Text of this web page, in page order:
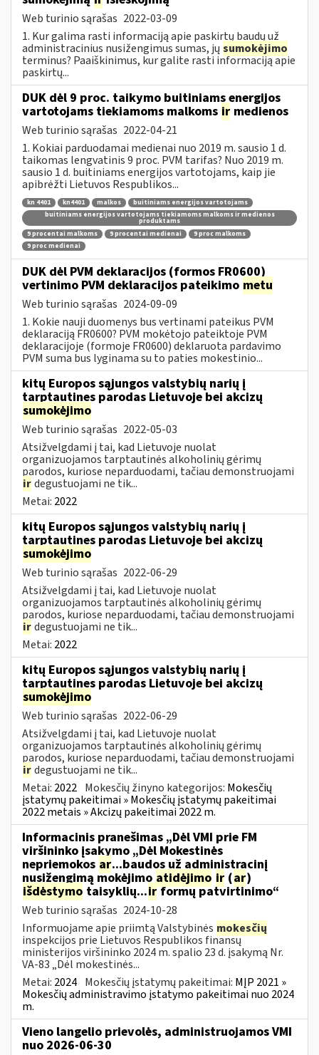
Web turinio sąrašas 2022-03-09
1. Kur galima rasti informaciją apie paskirtų baudų už
administracinius nusižengimus sumas, jų sumokėjimo
terminus? Paaiškinimus, kur galite rasti informaciją apie
paskirtų...
DUK dėl 9 proc. taikymo buitiniams energijos
vartotojams tiekiamoms malkoms ir medienos
Web turinio sąrašas 2022-04-21
1. Kokiai parduodamai medienai nuo 2019 m. sausio 1 d.
taikomas lengvatinis 9 proc. PVM tarifas? Nuo 2019 m.
sausio 1 d. buitiniams energijos vartotojams, kaip jie
apibrėžti Lietuvos Respublikos...
kn 4401 kn4401 malkos
buitiniams energijos vartotojams
buitiniams energijos vartotojams tiekiamoms malkoms ir medienos
produktams
9 procentai malkoms
9 procentai medienai
9 proc malkoms
9 proc medienai
DUK dėl PVM deklaracijos (formos FR0600)
vertinimo PVM deklaracijos pateikimo metu
Web turinio sąrašas 2024-09-09
1. Kokie nauji duomenys bus vertinami pateikus PVM
deklaraciją FR0600? PVM mokėtojo pateiktoje PVM
deklaracijoje (formoje FR0600) deklaruota pardavimo
PVM suma bus lyginama su to paties mokestinio...
kitų Europos sąjungos valstybių narių į
tarptautines parodas Lietuvoje bei akcizų
sumokėjimo
Web turinio sąrašas 2022-05-03
Atsižvelgdami į tai, kad Lietuvoje nuolat
organizuojamos tarptautinės alkoholinių gėrimų
parodos, kuriose neparduodami, tačiau demonstruojami
irdegustuojami ne tik...
Metai: 2022
kitų Europos sąjungos valstybių narių į
tarptautines parodas Lietuvoje bei akcizų
sumokėjimo
Web turinio sąrašas 2022-06-29
Atsižvelgdami į tai, kad Lietuvoje nuolat
organizuojamos tarptautinės alkoholinių gėrimų
parodos, kuriose neparduodami, tačiau demonstruojami
irdegustuojami ne tik...
Metai: 2022
kitų Europos sąjungos valstybių narių į
tarptautines parodas Lietuvoje bei akcizų
sumokėjimo
Web turinio sąrašas 2022-06-29
Atsižvelgdami į tai, kad Lietuvoje nuolat
organizuojamos tarptautinės alkoholinių gėrimų
parodos, kuriose neparduodami, tačiau demonstruojami
irdegustuojami ne tik...
Metai: 2022 Mokesčių žinyno kategorijos: Mokesčių
įstatymų pakeitimai » Mokesčių įstatymų pakeitimai
2022 metais » Akcizų pakeitimai 2022 m.
Informacinis pranešimas „Dėl VMI prie FM
viršininko įsakymo „Dėl Mokestinės
nepriemokos ar...baudos už administracinį
nusižengimą mokėjimo atidėjimo ir (ar)
išdėstymo taisyklių...irformų patvirtinimo“
Web turinio sąrašas 2024-10-28
Informuojame apie priimtą Valstybinės mokesčių
inspekcijos prie Lietuvos Respublikos finansų
ministerijos viršininko 2024 m. spalio 23 d. įsakymą Nr.
VA-83 „Dėl mokestinės...
Metai: 2024 Mokesčių įstatymų pakeitimai: MĮP 2021 »
Mokesčių administravimo įstatymo pakeitimai nuo 2024
m.
Vieno langelio prievolės, administruojamos VMI
nuo 2026-06-30